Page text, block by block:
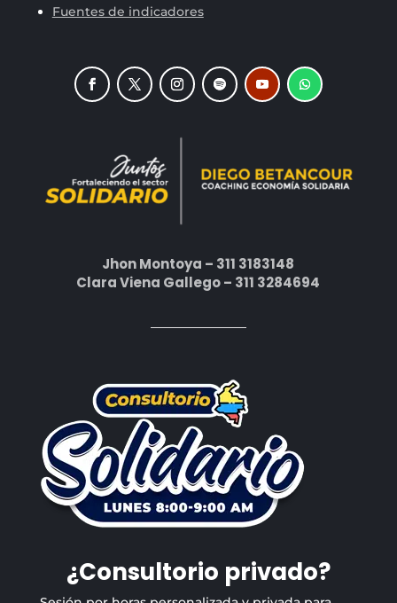
Fuentes de indicadores
Jhon Montoya – 311 3183148
Clara Viena Gallego – 311 3284694
¿Consultorio privado?